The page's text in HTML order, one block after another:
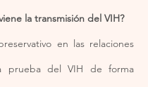
la transmisión del VIH?
en las relaciones
prueba del VIH de forma